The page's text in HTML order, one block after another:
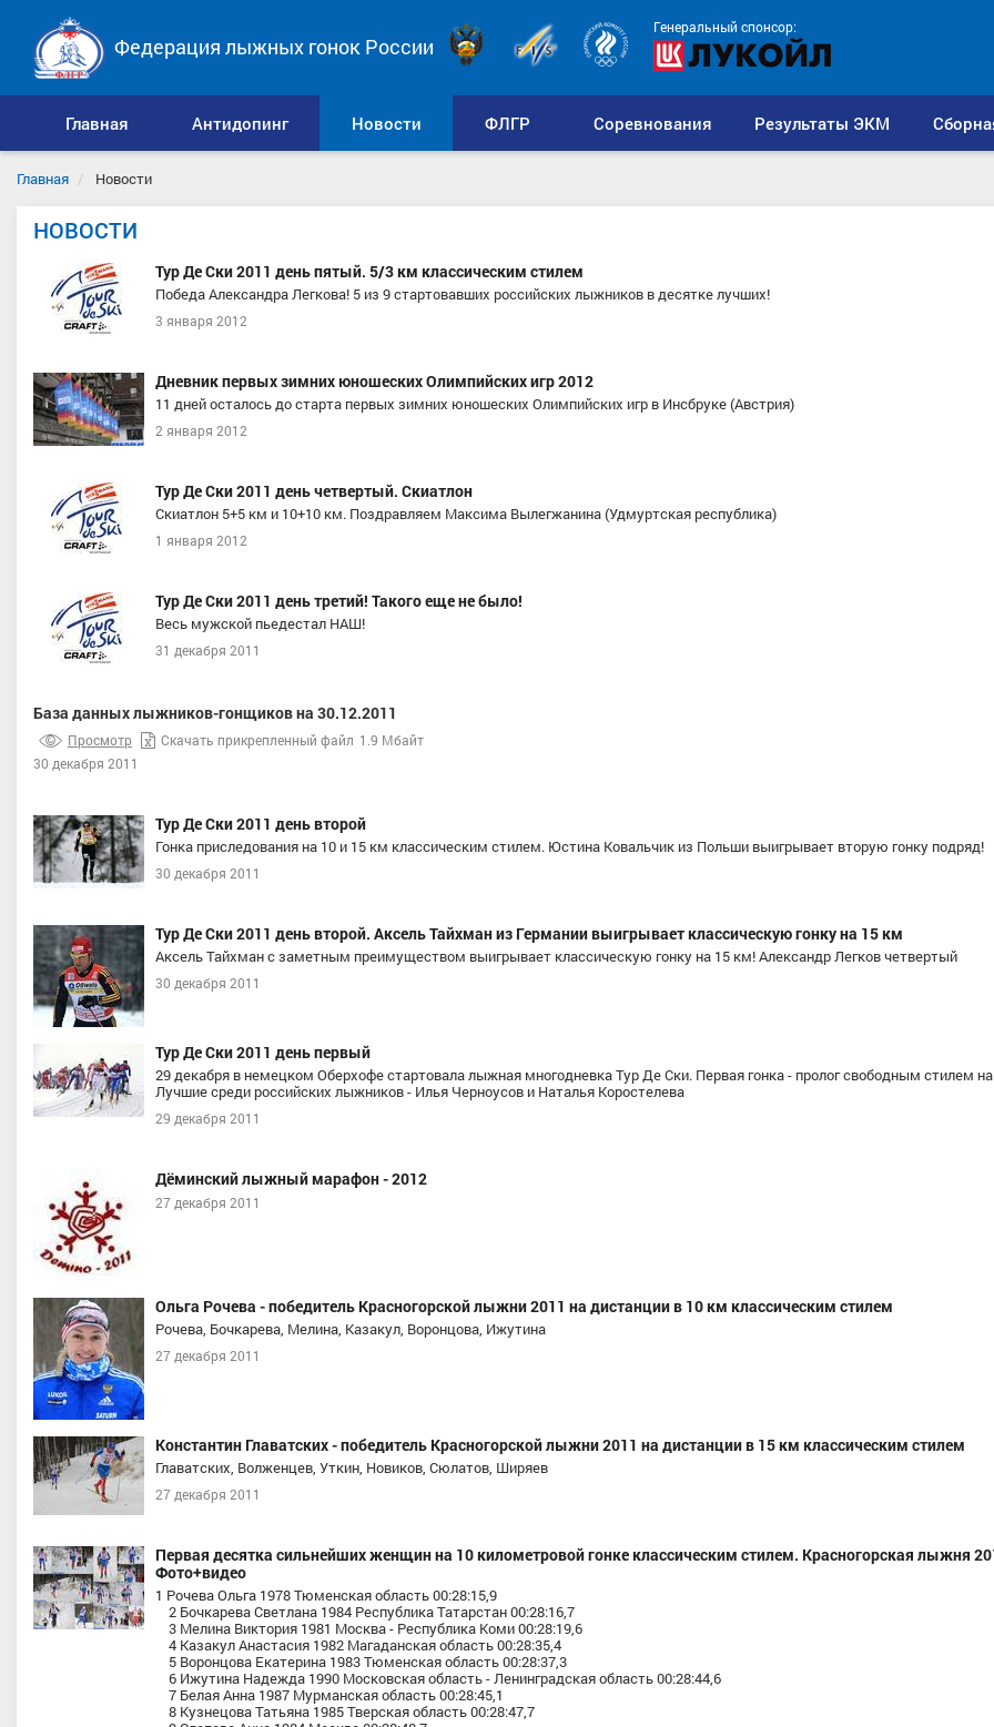
Генеральный спонсор:
Федерация лыжных гонок России
Главная Антидопинг Новости ФЛГР Соревнования Результаты ЭКМ
Главная Новости
НОВОСТИ
Тур Де Ски 2011 день пятый. 5/3 км классическим стилем
Победа Александра Легкова! 5 из 9 стартовавших российских лыжников в десятке лучших!
3 января 2012
Дневник первых зимних юношеских Олимпийских игр 2012
11 дней осталось до старта первых зимних юношеских Олимпийских игр в Инсбруке (Австрия)
2 января 2012
Тур Де Ски 2011 день четвертый. Скиатлон
Скиатлон 5+5 км и 10+10 км. Поздравляем Максима Вылегжанина (Удмуртская республика)
1 января 2012
Тур Де Ски 2011 день третий! Такого еще не было!
Весь мужской пьедестал НАШ!
31 декабря 2011
База данных лыжников-гонщиков на 30.12.2011
Просмотр Скачать прикрепленный файл 1.9 Мбайт
30 декабря 2011
Тур Де Ски 2011 день второй
Гонка приследования на 10 и 15 км классическим стилем. Юстина Ковальчик из Польши выигрывает вторую гонку подряд!
30 декабря 2011
Тур Де Ски 2011 день второй. Аксель Тайхман из Германии выигрывает классическую гонку на 15 км
Аксель Тайхман с заметным преимуществом выигрывает классическую гонку на 15 км! Александр Легков четвертый
30 декабря 2011
Тур Де Ски 2011 день первый
29 декабря в немецком Оберхофе стартовала лыжная многодневка Тур Де Ски. Первая гонка - пролог свободным стилем
Лучшие среди российских лыжников - Илья Черноусов и Наталья Коростелева
29 декабря 2011
Дёминский лыжный марафон - 2012
27 декабря 2011
Ольга Рочева - победитель Красногорской лыжни 2011 на дистанции в 10 км классическим стилем
Рочева, Бочкарева, Мелина, Казакул, Воронцова, Ижутина
27 декабря 2011
Константин Главатских - победитель Красногорской лыжни 2011 на дистанции в 15 км классическим стилем
Главатских, Волженцев, Уткин, Новиков, Сюлатов, Ширяев
27 декабря 2011
Первая десятка сильнейших женщин на 10 километровой гонке классическим стилем. Красногорская лыжня
Фото+видео
1 Рочева Ольга 1978 Тюменская область 00:28:15,9
2 Бочкарева Светлана 1984 Республика Татарстан 00:28:16,7
3 Мелина Виктория 1981 Москва - Республика Коми 00:28:19,6
4 Казакул Анастасия 1982 Магаданская область 00:28:35,4
5 Воронцова Екатерина 1983 Тюменская область 00:28:37,3
6 Ижутина Надежда 1990 Московская область - Ленинградская область 00:28:44,6
7 Белая Анна 1987 Мурманская область 00:28:45,1
8 Кузнецова Татьяна 1985 Тверская область 00:28:47,7
СФО, Ленинградская
Томская область
Мастер спорта, Свердловская область